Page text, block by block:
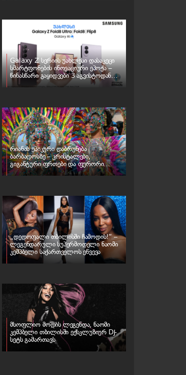
Galaxy Z სერიის უახლესი დასაკეცი
სმარტფონების ინოვაციური ეპოქა –
წინასწარი გაყიდვები 3 აგვისტოდან
იწყება
რიანას ეპიკური დაბრუნება
ბარბადოსზე – კრისტალები,
გიგანტური ფრთები და ფურორი
კარნავალზე
„დედოფალი თბილისში ჩამოდის!“ –
ლეგენდარული სუპერმოდელი ნაომი
კემპბელი საქართველოს ეწვევა
მსოფლიო მოდის ლეგენდა, ნაომი
კემპბელი თბილისში ექსკლუზიურ DJ-
სეტს გამართავს